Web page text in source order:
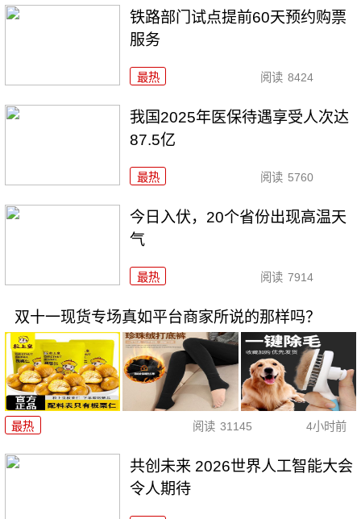
铁路部门试点提前60天预约购票
服务
最热 阅读 8424
我国2025年医保待遇享受人次达
87.5亿
最热 阅读 5760
今日入伏，20个省份出现高温天
气
最热 阅读 7914
双十一现货专场真如平台商家所说的那样吗？
最热 阅读 31145 4小时前
共创未来 2026世界人工智能大会
令人期待